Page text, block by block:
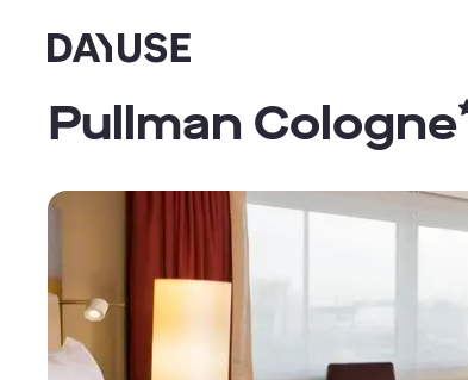
Dayuse
Pullman Cologne